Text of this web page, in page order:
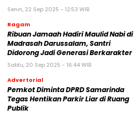
Senin, 22 Sep 2025 - 12:53 WIB
Ragam
Ribuan Jamaah Hadiri Maulid Nabi di
Madrasah Darussalam, Santri
Didorong Jadi Generasi Berkarakter
Sabtu, 20 Sep 2025 - 16:44 WIB
Advertorial
Pemkot Diminta DPRD Samarinda
Tegas Hentikan Parkir Liar di Ruang
Publik